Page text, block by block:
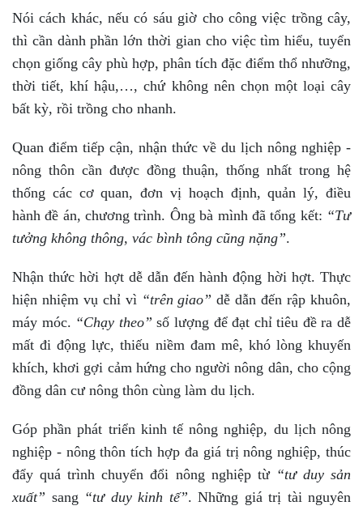
Nói cách khác, nếu có sáu giờ cho công việc trồng cây,
thì cần dành phần lớn thời gian cho việc tìm hiểu, tuyển
chọn giống cây phù hợp, phân tích đặc điểm thổ nhưỡng,
thời tiết, khí hậu,…, chứ không nên chọn một loại cây
bất kỳ, rồi trồng cho nhanh.
Quan điểm tiếp cận, nhận thức về du lịch nông nghiệp -
nông thôn cần được đồng thuận, thống nhất trong hệ
thống các cơ quan, đơn vị hoạch định, quản lý, điều
hành đề án, chương trình. Ông bà mình đã tổng kết: “Tư
tưởng không thông, vác bình tông cũng nặng”.
Nhận thức hời hợt dễ dẫn đến hành động hời hợt. Thực
hiện nhiệm vụ chỉ vì “trên giao” dễ dẫn đến rập khuôn,
máy móc. “Chạy theo” số lượng để đạt chỉ tiêu đề ra dễ
mất đi động lực, thiếu niềm đam mê, khó lòng khuyến
khích, khơi gợi cảm hứng cho người nông dân, cho cộng
đồng dân cư nông thôn cùng làm du lịch.
Góp phần phát triển kinh tế nông nghiệp, du lịch nông
nghiệp - nông thôn tích hợp đa giá trị nông nghiệp, thúc
đẩy quá trình chuyển đổi nông nghiệp từ “tư duy sản
xuất” sang “tư duy kinh tế”. Những giá trị tài nguyên